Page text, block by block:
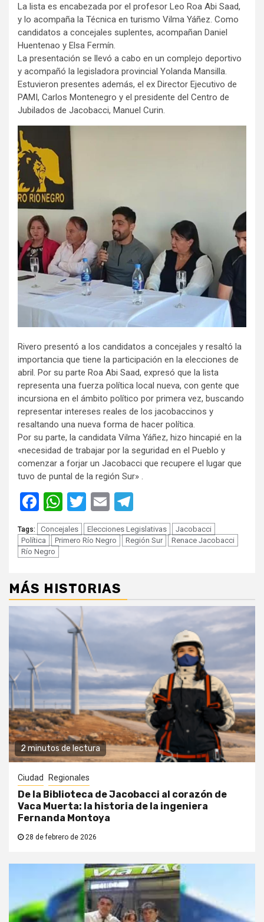
La lista es encabezada por el profesor Leo Roa Abi Saad,
y lo acompaña la Técnica en turismo Vilma Yáñez. Como
candidatos a concejales suplentes, acompañan Daniel
Huentenao y Elsa Fermín.
La presentación se llevó a cabo en un complejo deportivo
y acompañó la legisladora provincial Yolanda Mansilla.
Estuvieron presentes además, el ex Director Ejecutivo de
PAMI, Carlos Montenegro y el presidente del Centro de
Jubilados de Jacobacci, Manuel Curin.
Rivero presentó a los candidatos a concejales y resaltó la
importancia que tiene la participación en la elecciones de
abril. Por su parte Roa Abi Saad, expresó que la lista
representa una fuerza política local nueva, con gente que
incursiona en el ámbito político por primera vez, buscando
representar intereses reales de los jacobaccinos y
resaltando una nueva forma de hacer política.
Por su parte, la candidata Vilma Yáñez, hizo hincapié en la
«necesidad de trabajar por la seguridad en el Pueblo y
comenzar a forjar un Jacobacci que recupere el lugar que
tuvo de puntal de la región Sur» .
Facebook
WhatsApp
Twitter
Email
Tags: Concejales Elecciones Legislativas
Jacobacci
Política
Primero Río Negro Región Sur
Renace Jacobacci
Río Negro
MÁS HISTORIAS
2 minutos de lectura
Ciudad Regionales
De la Biblioteca de Jacobacci al corazón de
Vaca Muerta: la historia de la ingeniera
Fernanda Montoya
28 de febrero de 2026